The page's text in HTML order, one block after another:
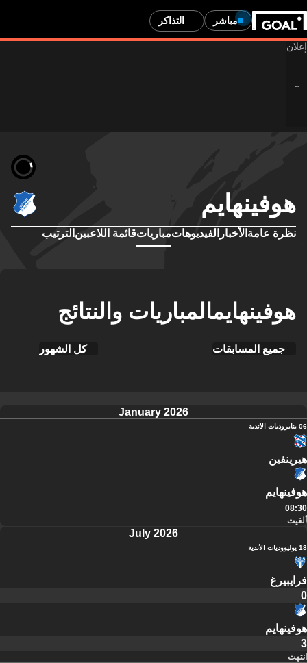
مباشر التذاكر
هوفينهايم
نظرة عامة الأخبار الفيديوهاتمبارياتقائمة اللاعبين الترتيب
هوفينهايمالمباريات والنتائج
جميع المسابقات كل الشهور
January 2026
06 يناير وديات الأندية
هيرينفين
هوفينهايم
08:30
ألغيت
July 2026
18 يوليو وديات الأندية
فرايبيرغ
0
هوفينهايم
3
انتهت